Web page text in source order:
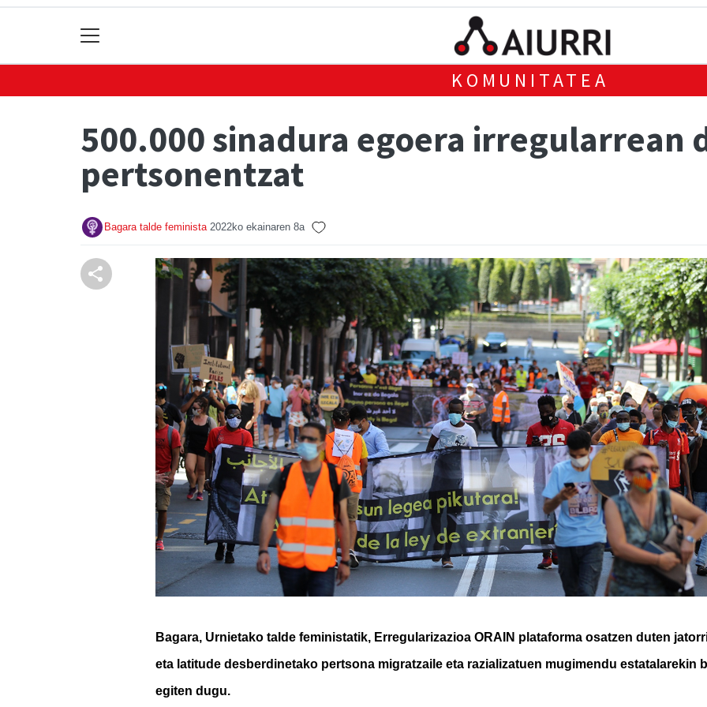
KOMUNITATEA
500.000 sinadura egoera irregularrean
pertsonentzat
Bagara talde feminista 2022ko ekainaren 8a
Bagara, Urnietako talde feministatik, Erregularizazioa ORAIN plataforma osatzen duten j
eta latitude desberdinetako pertsona migratzaile eta razializatuen mugimendu estatalarekin
egiten dugu.